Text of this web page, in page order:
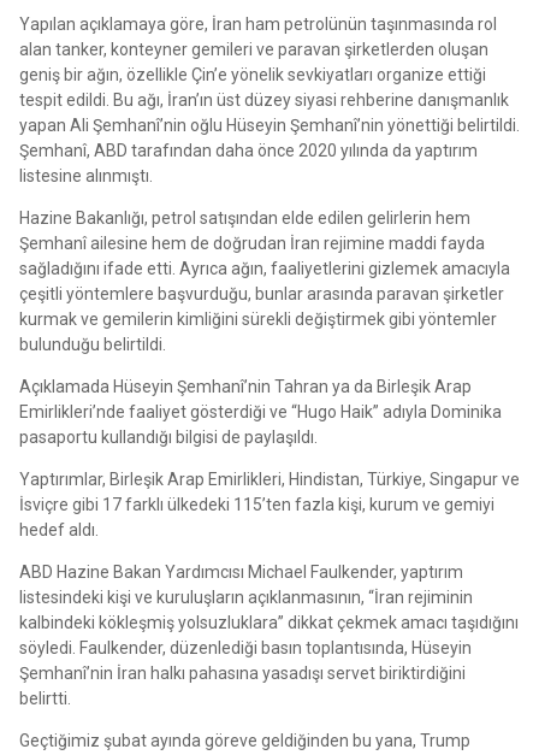
Yapılan açıklamaya göre, İran ham petrolünün taşınmasında rol
alan tanker, konteyner gemileri ve paravan şirketlerden oluşan
geniş bir ağın, özellikle Çin’e yönelik sevkiyatları organize ettiği
tespit edildi. Bu ağı, İran’ın üst düzey siyasi rehberine danışmanlık
yapan Ali Şemhanî’nin oğlu Hüseyin Şemhanî’nin yönettiği belirtildi.
Şemhanî, ABD tarafından daha önce 2020 yılında da yaptırım
listesine alınmıştı.
Hazine Bakanlığı, petrol satışından elde edilen gelirlerin hem
Şemhanî ailesine hem de doğrudan İran rejimine maddi fayda
sağladığını ifade etti. Ayrıca ağın, faaliyetlerini gizlemek amacıyla
çeşitli yöntemlere başvurduğu, bunlar arasında paravan şirketler
kurmak ve gemilerin kimliğini sürekli değiştirmek gibi yöntemler
bulunduğu belirtildi.
Açıklamada Hüseyin Şemhanî’nin Tahran ya da Birleşik Arap
Emirlikleri’nde faaliyet gösterdiği ve “Hugo Haik” adıyla Dominika
pasaportu kullandığı bilgisi de paylaşıldı.
Yaptırımlar, Birleşik Arap Emirlikleri, Hindistan, Türkiye, Singapur ve
İsviçre gibi 17 farklı ülkedeki 115’ten fazla kişi, kurum ve gemiyi
hedef aldı.
ABD Hazine Bakan Yardımcısı Michael Faulkender, yaptırım
listesindeki kişi ve kuruluşların açıklanmasının, “İran rejiminin
kalbindeki kökleşmiş yolsuzluklara” dikkat çekmek amacı taşıdığını
söyledi. Faulkender, düzenlediği basın toplantısında, Hüseyin
Şemhanî’nin İran halkı pahasına yasadışı servet biriktirdiğini
belirtti.
Geçtiğimiz şubat ayında göreve geldiğinden bu yana, Trump